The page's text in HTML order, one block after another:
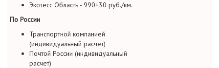
Экспесс Область - 990+30 руб./км.
По России
Транспортной компанией
(индивидуальный расчет)
Почтой России (индивидуальный
расчет)